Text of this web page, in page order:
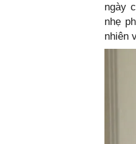
ngày
nhẹ
nhiên